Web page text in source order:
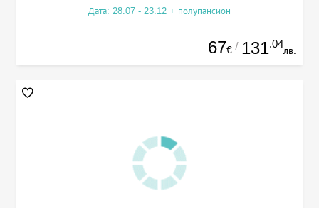
Дата: 28.07 - 23.12 + полупансион
67€ / 131.04
лв.